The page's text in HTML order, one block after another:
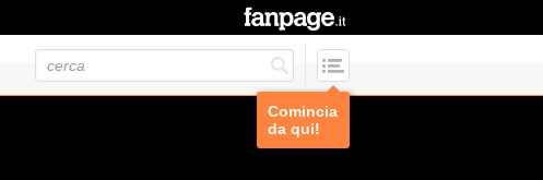
Comincia
da qui!